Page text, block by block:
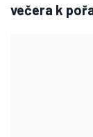
večera k